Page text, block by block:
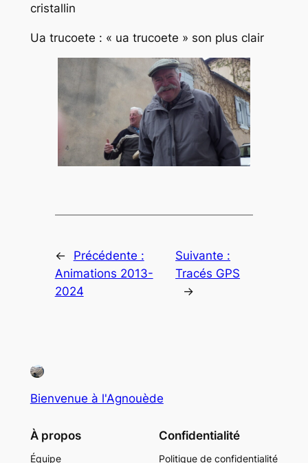
cristallin
Ua trucoete : « ua trucoete » son plus clair
←
Précédente :
Animations 2013-
2024
Suivante :
Tracés GPS
→
Bienvenue à l'Agnouède
À propos
Équipe
Confidentialité
Politique de confidentialité